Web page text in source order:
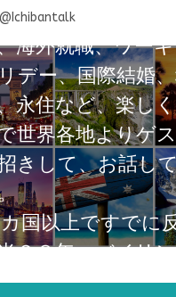
日本人のナマの
海外就職、ワー
デー、国際結婚
永住など、楽し
世界各地よりゲ
きして、お話し
国以上ですでに
２８年 バイリ
が関西弁